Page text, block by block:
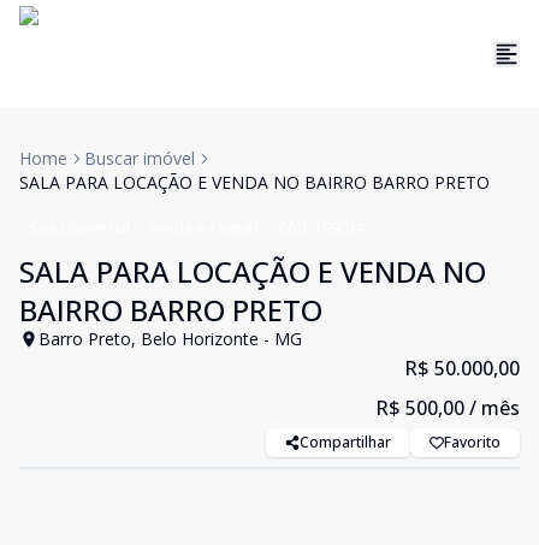
Home
Buscar imóvel
SALA PARA LOCAÇÃO E VENDA NO BAIRRO BARRO PRETO
SALA PARA LOCAÇÃO E VENDA NO
BAIRRO BARRO PRETO
Barro Preto, Belo Horizonte - MG
R$ 50.000,00
R$ 500,00/ mês
Compartilhar Favorito